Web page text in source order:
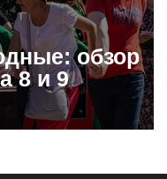
обзор
8 и 9